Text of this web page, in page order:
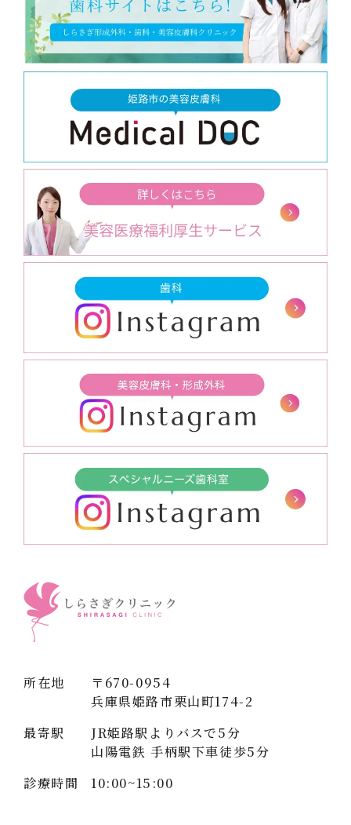
所在地
〒670-0954
兵庫県姫路市栗山町174-2
最寄駅
JR姫路駅よりバスで5分
山陽電鉄 手柄駅下車徒歩5分
診療時間
10:00~15:00